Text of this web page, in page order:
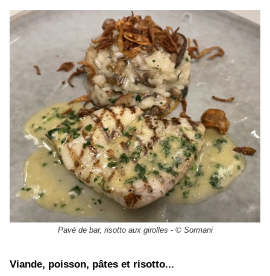
Pavé de bar, risotto aux girolles - © Sormani
Viande, poisson, pâtes et risotto...